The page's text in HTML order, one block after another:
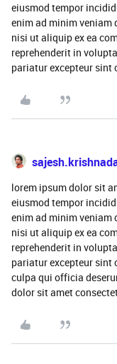
eiusmod tempor
enim ad minim
nisi ut aliquip ex ea
reprehenderit in
pariatur excepteur sint
lorem ipsum dolor sit
eiusmod tempor
enim ad minim
nisi ut aliquip ex ea
reprehenderit in
pariatur excepteur sint
culpa qui officia
dolor sit amet